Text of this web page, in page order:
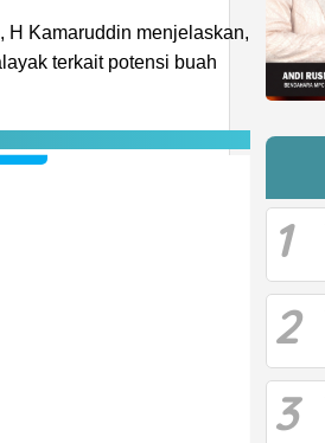
Kamaruddin menjelaskan,
terkait potensi buah
1
2
3